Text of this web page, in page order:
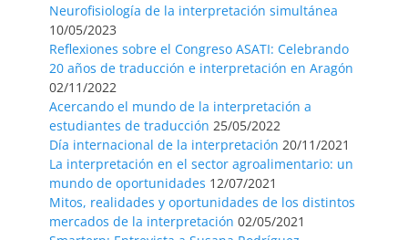
Neurofisiología de la interpretación simultánea
10/05/2023
Reflexiones sobre el Congreso ASATI: Celebrando
20 años de traducción e interpretación en Aragón
02/11/2022
Acercando el mundo de la interpretación a
estudiantes de traducción 25/05/2022
Día internacional de la interpretación 20/11/2021
La interpretación en el sector agroalimentario: un
mundo de oportunidades 12/07/2021
Mitos, realidades y oportunidades de los distintos
mercados de la interpretación 02/05/2021